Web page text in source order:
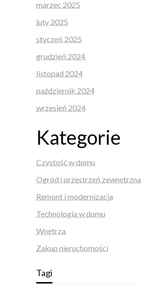
marzec 2025
luty 2025
styczeń 2025
grudzień 2024
listopad 2024
październik 2024
wrzesień 2024
Kategorie
Czystość w domu
Ogród i przestrzeń zewnętrzna
Remont i modernizacja
Technologia w domu
Wnętrza
Zakup nieruchomości
Tagi